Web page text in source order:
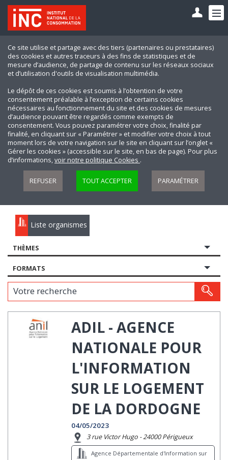
Ce site utilise et partage avec des tiers (partenaires ou prestataires)
des cookies et autres traceurs à des fins de statistiques et de
mesure d’audience, de partage de contenu sur les réseaux sociaux
et d’utilisation d'outils de visualisation multimédia.
Le dépôt de ces cookies est soumis à l’obtention de votre
consentement préalable à l’exception de certains cookies
nécessaires au fonctionnement du site et des cookies de mesures
d’audience pouvant être regardés comme exempts de
consentement. Vous pouvez paramétrer votre choix, finalité par
finalité, en cliquant sur « Paramétrer » et modifier votre choix à tout
moment lors de votre navigation sur le site en cliquant sur l’onglet «
Gérer les cookies » (accessible sur le site, en bas de page). Pour plus
d’informations,voir notre politique Cookies .
REFUSER TOUT ACCEPTER PARAMÉTRER
Liste organismes
THÈMES
FORMATS
Votre recherche
ADIL - AGENCE
NATIONALE POUR
L'INFORMATION
SUR LE LOGEMENT
DE LA DORDOGNE
04/05/2023
3 rue Victor Hugo - 24000 Périgueux
Agence Départementale d'Information sur